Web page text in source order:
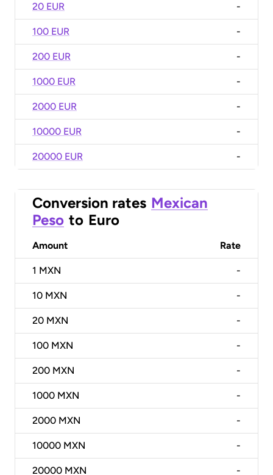
20 EUR -
100 EUR -
200 EUR -
1000 EUR -
2000 EUR -
10000 EUR -
20000 EUR -
Conversion rates Mexican
Peso to Euro
Amount Rate
1 MXN -
10 MXN -
20 MXN -
100 MXN -
200 MXN -
1000 MXN -
2000 MXN -
10000 MXN -
20000 MXN -